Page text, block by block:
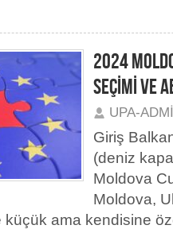
2024
SEÇİMİ VE
UPA-
Giriş
(deniz
Moldova
Moldova,
küçük ama kendisine